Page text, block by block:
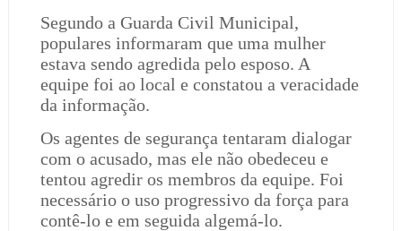
Segundo a Guarda Civil Municipal,
populares informaram que uma mulher
estava sendo agredida pelo esposo. A
equipe foi ao local e constatou a veracidade
da informação.
Os agentes de segurança tentaram dialogar
com o acusado, mas ele não obedeceu e
tentou agredir os membros da equipe. Foi
necessário o uso progressivo da força para
contê-lo e em seguida algemá-lo.